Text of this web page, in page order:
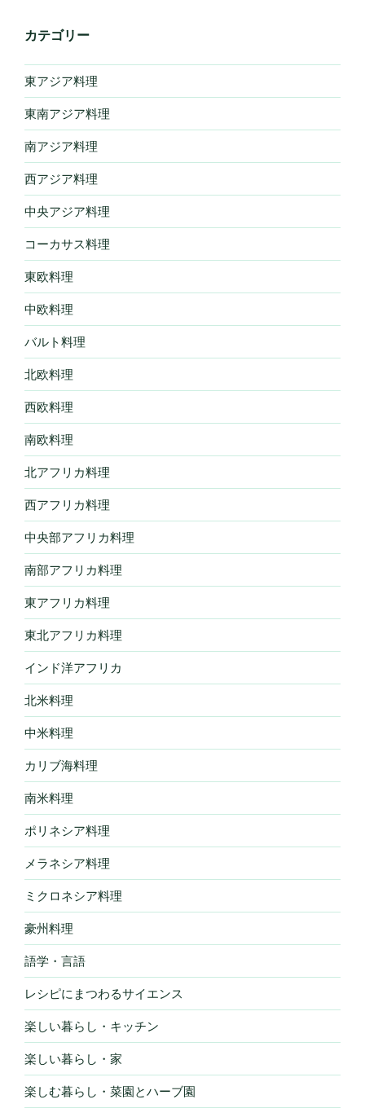
カテゴリー
東アジア料理
東南アジア料理
南アジア料理
西アジア料理
中央アジア料理
コーカサス料理
東欧料理
中欧料理
バルト料理
北欧料理
西欧料理
南欧料理
北アフリカ料理
西アフリカ料理
中央部アフリカ料理
南部アフリカ料理
東アフリカ料理
東北アフリカ料理
インド洋アフリカ
北米料理
中米料理
カリブ海料理
南米料理
ポリネシア料理
メラネシア料理
ミクロネシア料理
豪州料理
語学・言語
レシピにまつわるサイエンス
楽しい暮らし・キッチン
楽しい暮らし・家
楽しむ暮らし・菜園とハーブ園